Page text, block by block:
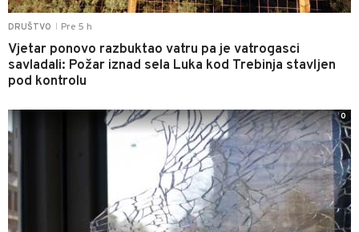
DRUŠTVO Pre 5 h
Vjetar ponovo razbuktao vatru pa je vatrogasci
savladali: Požar iznad sela Luka kod Trebinja stavljen
pod kontrolu
0